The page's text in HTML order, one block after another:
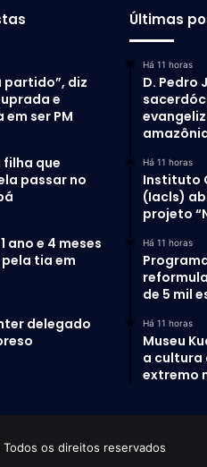
partido”, diz
e
ser PM
filha que
passar no
ano e 4 meses
tia em
delegado
Últimas
Há 11 horas
D. Pedro
Há 11 horas
Instituto
(Iacls)
projeto
Há 11 horas
de 5 mil
Há 11 horas
Museu
a cultura
extremo
os direitos reservados